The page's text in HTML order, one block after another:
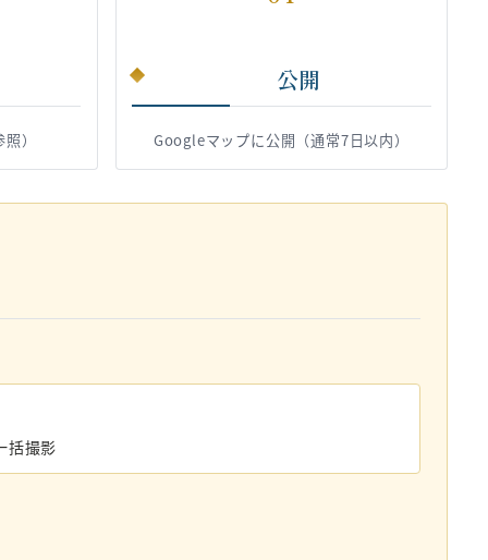
）
公開
Googleマップに公開（通常7日以内）
括撮影